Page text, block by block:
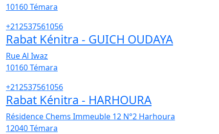
10160Témara
+212537561056
Rabat Kénitra - GUICH OUDAYA
Rue Al Iwaz
10160Témara
+212537561056
Rabat Kénitra - HARHOURA
Résidence Chems Immeuble 12 N°2 Harhoura
12040Témara